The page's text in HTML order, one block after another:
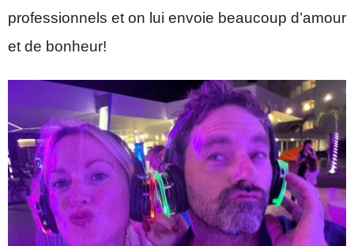
professionnels et on lui envoie beaucoup d’amour
et de bonheur!